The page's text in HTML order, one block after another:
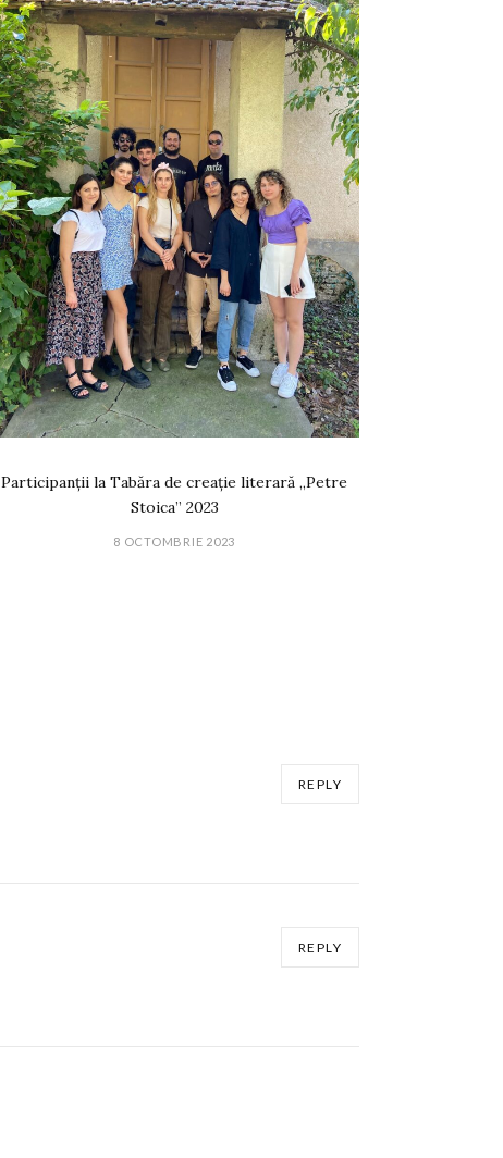
Participanții la Tabăra de creație literară „Petre
Stoica” 2023
8 OCTOMBRIE 2023
REPLY
REPLY